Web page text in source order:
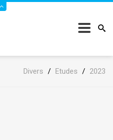
Divers / Etudes / 2023